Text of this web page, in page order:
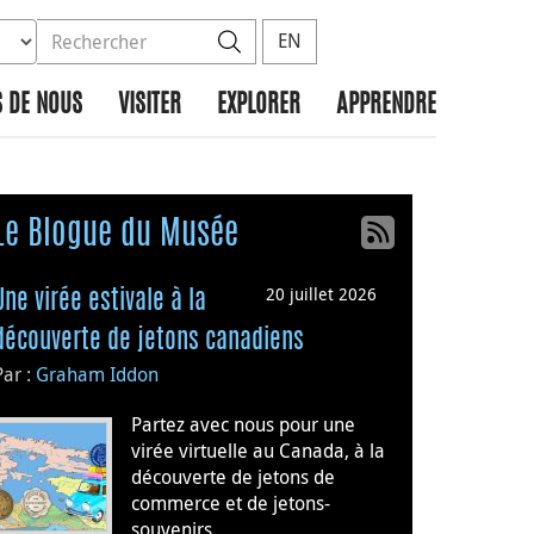
la base de données à rechercher
le site Rechercher
EN
DE NOUS VISITER EXPLORER APPRENDRE
Blogue du Musée
20 juillet 2026
virée estivale à la
de jetons canadiens
: Graham Iddon
Partez avec nous pour une
virée virtuelle au Canada, à la
découverte de jetons de
commerce et de jetons-